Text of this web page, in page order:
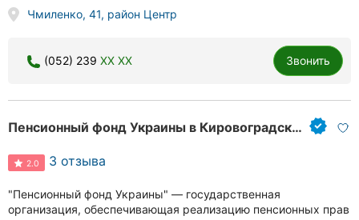
Чмиленко, 41, район Центр
(052) 239 XX XX Звонить
Пенсионный фонд Украины в Кировоградской области
2.0 3 отзыва
"Пенсионный фонд Украины" — государственная
организация, обеспечивающая реализацию пенсионных прав